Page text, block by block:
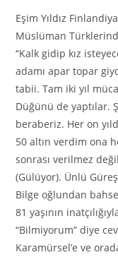
Eşim Yıldız
Müslüman
“Kalk gidip kız
adamı apar topar
tabii. Tam iki yıl
Düğünü de yaptılar.
beraberiz. Her on
50 altın verdim ona
sonrası verilmez
(Gülüyor). Ünlü
Bilge oğlundan
81 yaşının
“Bilmiyorum” diye
Karamürsel’e ve